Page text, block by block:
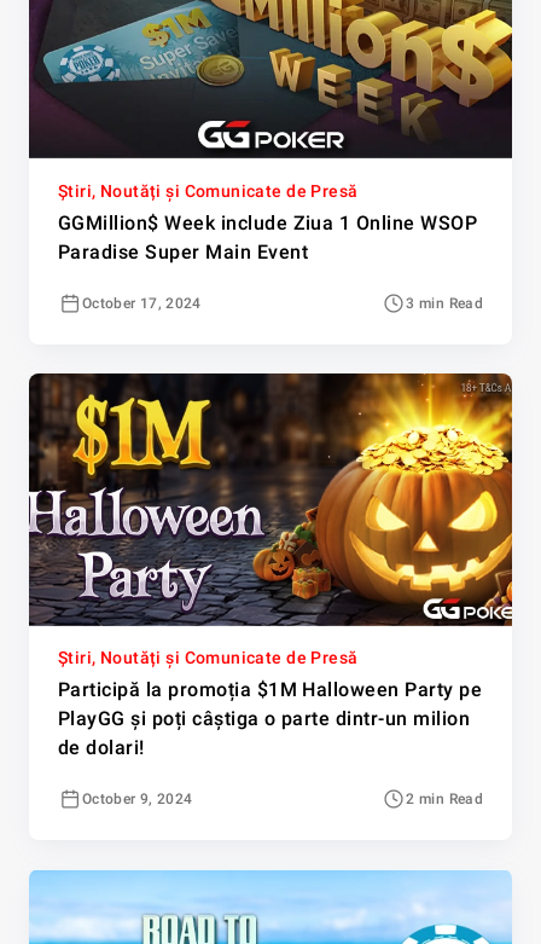
Știri, Noutăți și Comunicate de Presă
GGMillion$ Week include Ziua 1 Online WSOP
Paradise Super Main Event
October 17, 2024 3 min Read
Știri, Noutăți și Comunicate de Presă
Participă la promoția $1M Halloween Party pe
PlayGG și poți câștiga o parte dintr-un milion
de dolari!
October 9, 2024 2 min Read